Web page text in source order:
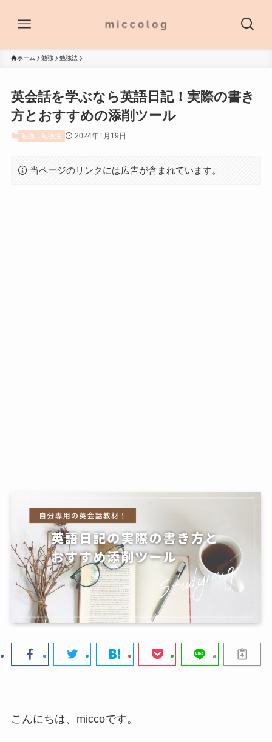
ホーム 勉強 勉強法
英会話を学ぶなら英語日記！実際の書き
方とおすすめの添削ツール
勉強 勉強法 2024年1月19日
当ページのリンクには広告が含まれています。
こんにちは、miccoです。